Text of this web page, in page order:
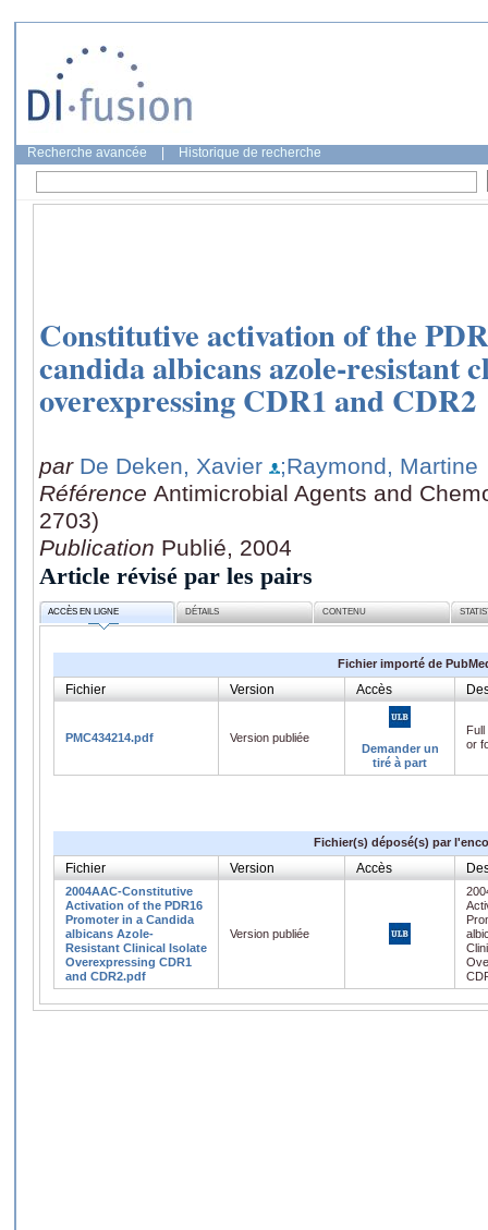
Recherche avancée Historique de recherche
Constitutive activation of the
candida albicans azole-resistant
overexpressing CDR1 and CDR2
par De Deken, Xavier
;Raymond, Martine
Référence Antimicrobial Agents and
2703)
Publication Publié, 2004
Article révisé par les pairs
ACCÈS EN LIGNE DÉTAILS CONTENU
Fichier importé de
Fichier Version Accès
PMC434214.pdf
Version publiée
Demander un
tiré à part
or
Fichier(s) déposé(s) par
Fichier Version Accès
2004AAC-Constitutive
Activation of the PDR16
Promoter in a Candida
albicans Azole-
Resistant Clinical Isolate
Overexpressing CDR1
and CDR2.pdf
Version publiée